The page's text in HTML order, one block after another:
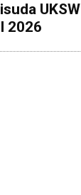
UKSW
2026